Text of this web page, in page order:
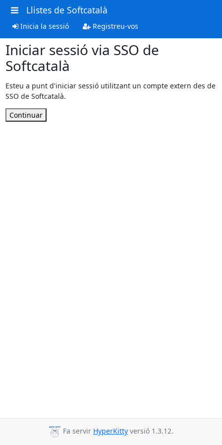
Llistes de Softcatalà
Inicia la sessió Registreu-vos
Iniciar sessió via SSO de
Softcatalà
Esteu a punt d'iniciar sessió utilitzant un compte extern des de
SSO de Softcatalà.
Continuar
Fa servir HyperKitty versió 1.3.12.